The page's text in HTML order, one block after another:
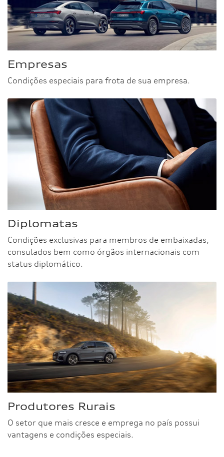
Empresas
Condições especiais para frota de sua empresa.
Diplomatas
Condições exclusivas para membros de embaixadas,
consulados bem como órgãos internacionais com
status diplomático.
Produtores Rurais
O setor que mais cresce e emprega no país possui
vantagens e condições especiais.